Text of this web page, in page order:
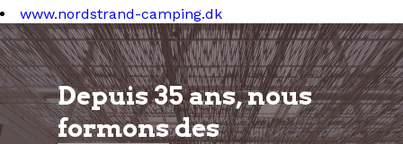
www.nordstrand-camping.dk
Depuis 35 ans, nous
formonsdes